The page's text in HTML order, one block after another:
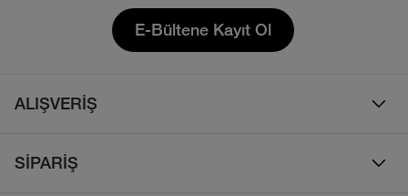
E-Bültene Kayıt Ol
ALIŞVERİŞ
SİPARİŞ